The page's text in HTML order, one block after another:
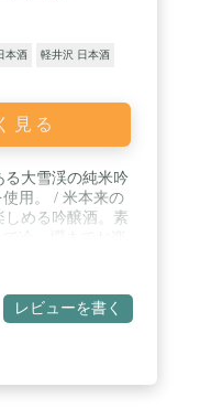
本酒 軽井沢 日本酒
見る
る大雪渓の純米吟
用。 / 米本来の
める吟醸酒。素
レビューを書く